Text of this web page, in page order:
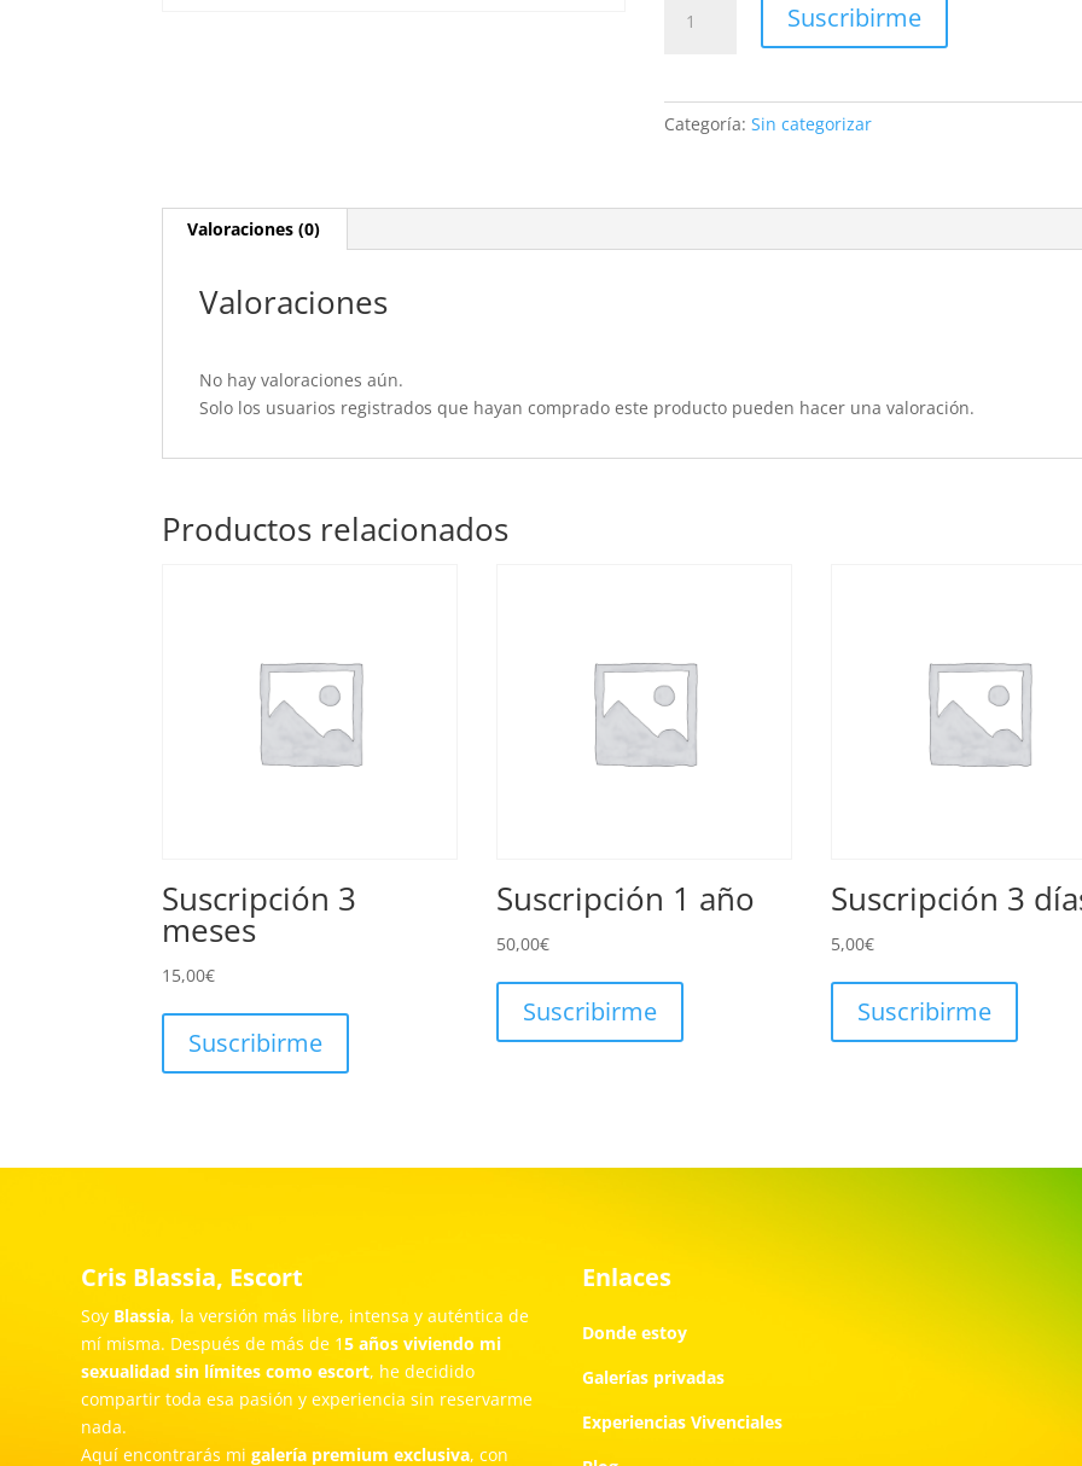
Suscribirme
Categoría: Sin categorizar
Valoraciones (0)
Valoraciones
No hay valoraciones aún.
Solo los usuarios registrados que hayan comprado este producto pueden hacer una valoración.
Productos relacionados
Suscripción 3
meses
15,00€
Suscribirme
Suscripción 1 año
50,00€
Suscribirme
Suscripción 3
5,00€
Suscribirme
Cris Blassia, Escort
Soy Blassia, la versión más libre, intensa y auténtica de
mí misma. Después de más de 15 años viviendo mi
sexualidad sin límites como escort, he decidido
compartir toda esa pasión y experiencia sin reservarme
nada.
Aquí encontrarás migalería premium exclusiva, con
Enlaces
Donde estoy
Galerías privadas
Experiencias Vivenciales